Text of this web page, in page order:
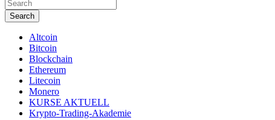
Search
Altcoin
Bitcoin
Blockchain
Ethereum
Litecoin
Monero
KURSE AKTUELL
Krypto-Trading-Akademie